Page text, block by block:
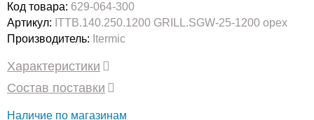
Код товара: 629-064-300
Артикул: ITTB.140.250.1200 GRILL.SGW-25-1200 орех
Производитель: Itermic
Характеристики
Состав поставки
Наличие по магазинам